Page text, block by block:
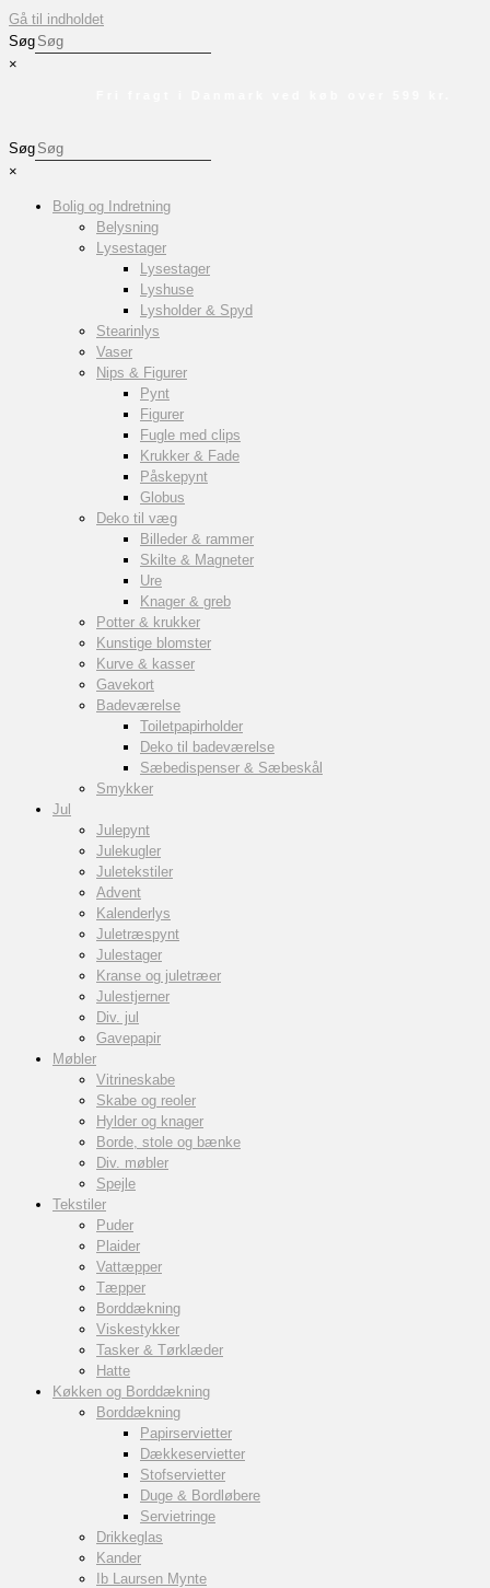
Gå til indholdet
Søg
×
Søg
×
Bolig og Indretning
Belysning
Lysestager
Lysestager
Lyshuse
Lysholder & Spyd
Stearinlys
Vaser
Nips & Figurer
Pynt
Figurer
Fugle med clips
Krukker & Fade
Påskepynt
Globus
Deko til væg
Billeder & rammer
Skilte & Magneter
Ure
Knager & greb
Potter & krukker
Kunstige blomster
Kurve & kasser
Gavekort
Badeværelse
Toiletpapirholder
Deko til badeværelse
Sæbedispenser & Sæbeskål
Smykker
Jul
Julepynt
Julekugler
Juletekstiler
Advent
Kalenderlys
Juletræspynt
Julestager
Kranse og juletræer
Julestjerner
Div. jul
Gavepapir
Møbler
Vitrineskabe
Skabe og reoler
Hylder og knager
Borde, stole og bænke
Div. møbler
Spejle
Tekstiler
Puder
Plaider
Vattæpper
Tæpper
Borddækning
Viskestykker
Tasker & Tørklæder
Hatte
Køkken og Borddækning
Borddækning
Papirservietter
Dækkeservietter
Stofservietter
Duge & Bordløbere
Servietringe
Drikkeglas
Kander
Ib Laursen Mynte